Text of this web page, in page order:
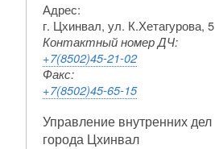
Адрес:
г. Цхинвал, ул. К.Хетагурова, 5
Контактный номер ДЧ:
+7(8502)45-21-02
Факс:
+7(8502)45-65-15
Управление внутренних дел
города Цхинвал